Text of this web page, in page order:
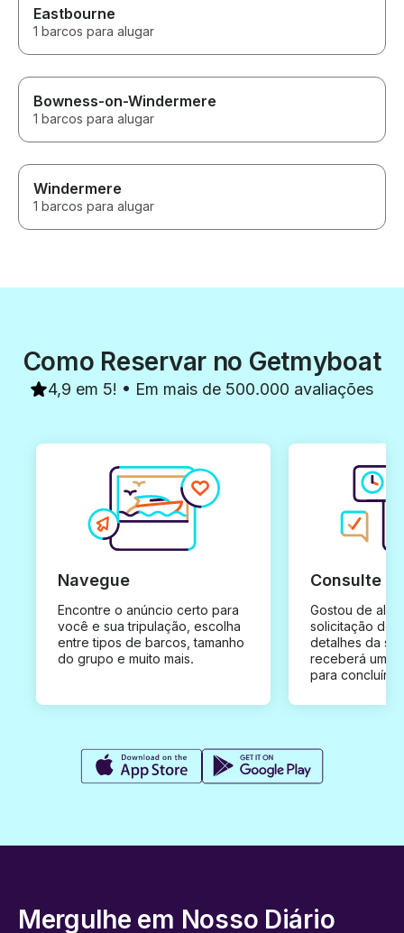
Eastbourne
1 barcos para alugar
Bowness-on-Windermere
1 barcos para alugar
Windermere
1 barcos para alugar
Como Reservar no Getmyboat
4,9 em 5! • Em mais de 500.000 avaliações
Navegue
Encontre o anúncio certo para
você e sua tripulação, escolha
entre tipos de barcos, tamanho
do grupo e muito mais.
Consulte e
Gostou de
solicitação de
detalhes da
receberá uma
para concluír a
Mergulhe em Nosso Diário